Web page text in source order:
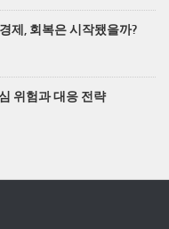
제, 회복은 시작됐을까?
위험과 대응 전략